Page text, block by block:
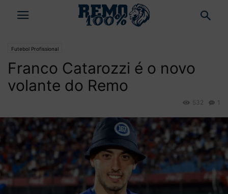
Futebol Profissional
Franco Catarozzi é o novo
volante do Remo
1
532